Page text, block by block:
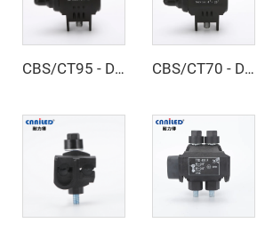
CBS/CT95 - Delici Klemens CBS/CT70 - Delici Klemens